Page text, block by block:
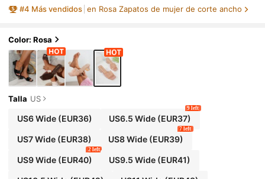
riores con suela antideslizante y tacón grues
#4 Más vendidos en Rosa Zapatos de mujer de corte ancho
Color: Rosa
Talla US
US6 Wide(EUR36) US6.5 Wide (EUR37)
9 left
US7 Wide(EUR38) US8 Wide (EUR39)
7 left
US9 Wide(EUR40)
2 left
US9.5 Wide (EUR41)